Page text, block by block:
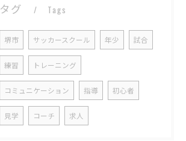
タグ Tags
堺市 サッカースクール 年少 試合
練習 トレーニング
コミュニケーション 指導 初心者
見学 コーチ 求人